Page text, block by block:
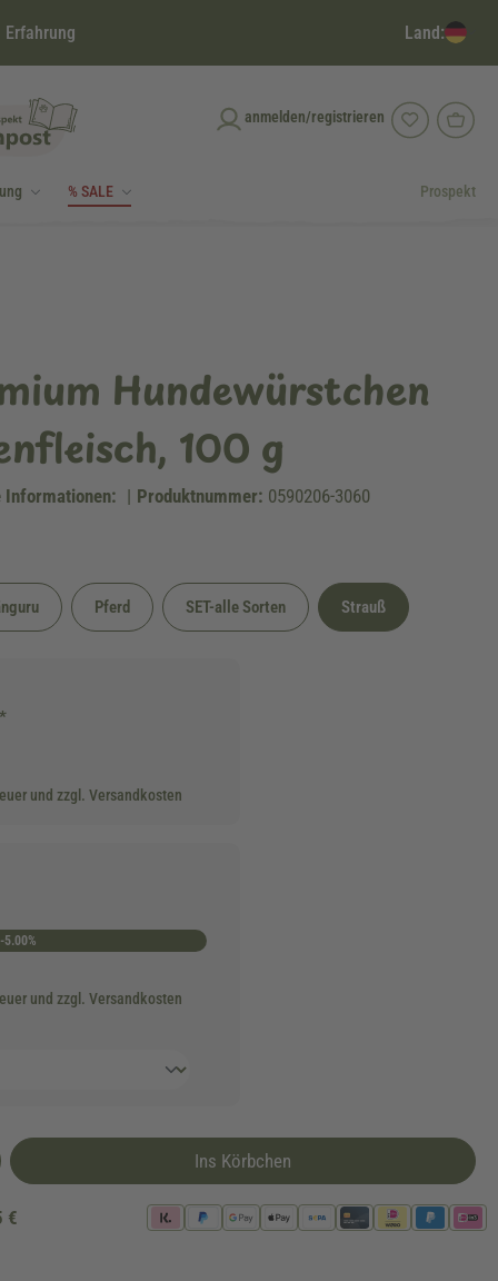
Land:
anmelden/registrieren
% SALE Prospekt
Hundewürstchen
100 g
Informationen: | Produktnummer: 0590206-3060
Pferd SET-alle Sorten Strauß
und zzgl. Versandkosten
-5.00%
und zzgl. Versandkosten
Ins Körbchen
€